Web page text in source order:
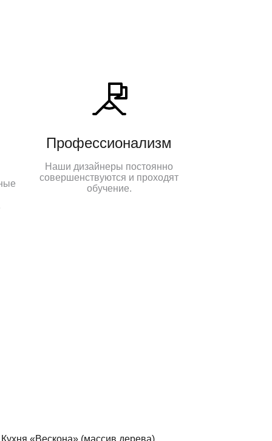
Профессионализм
Наши дизайнеры постоянно
совершенствуются и проходят
обучение.
Кухня «Вескона» (массив дерева)